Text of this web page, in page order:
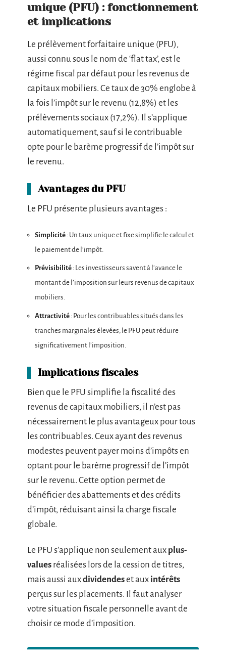
unique (PFU) : fonctionnement
et implications
Le prélèvement forfaitaire unique (PFU),
aussi connu sous le nom de ‘flat tax’, est le
régime fiscal par défaut pour les revenus de
capitaux mobiliers. Ce taux de 30% englobe à
la fois l’impôt sur le revenu (12,8%) et les
prélèvements sociaux (17,2%). Il s’applique
automatiquement, sauf si le contribuable
opte pour le barème progressif de l’impôt sur
le revenu.
Avantages du PFU
Le PFU présente plusieurs avantages :
Simplicité : Un taux unique et fixe simplifie le calcul et
le paiement de l’impôt.
Prévisibilité : Les investisseurs savent à l’avance le
montant de l’imposition sur leurs revenus de capitaux
mobiliers.
Attractivité : Pour les contribuables situés dans les
tranches marginales élevées, le PFU peut réduire
significativement l’imposition.
Implications fiscales
Bien que le PFU simplifie la fiscalité des
revenus de capitaux mobiliers, il n’est pas
nécessairement le plus avantageux pour tous
les contribuables. Ceux ayant des revenus
modestes peuvent payer moins d’impôts en
optant pour le barème progressif de l’impôt
sur le revenu. Cette option permet de
bénéficier des abattements et des crédits
d’impôt, réduisant ainsi la charge fiscale
globale.
Le PFU s’applique non seulement aux plus-
values réalisées lors de la cession de titres,
mais aussi auxdividendeset aux intérêts
perçus sur les placements. Il faut analyser
votre situation fiscale personnelle avant de
choisir ce mode d’imposition.